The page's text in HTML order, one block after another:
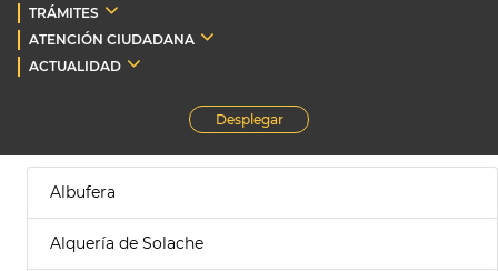
TRÁMITES
ATENCIÓN CIUDADANA
ACTUALIDAD
Desplegar
Albufera
Alquería de Solache